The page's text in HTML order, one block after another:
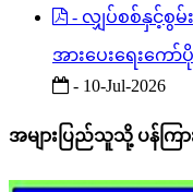
- လျှပ်စစ်နှင့်စွမ်
အားပေးရေးကော်
- 10-Jul-2026
အများပြည်သူသို့ ပန်ကြ